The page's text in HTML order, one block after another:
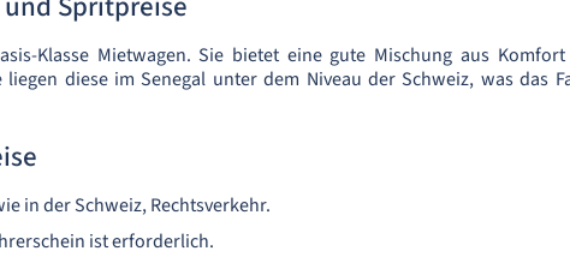
Klasse Mietwagen. Sie bietet eine gute Mischung aus
diese im Senegal unter dem Niveau der Schweiz, was das
in der Schweiz, Rechtsverkehr.
ist erforderlich.